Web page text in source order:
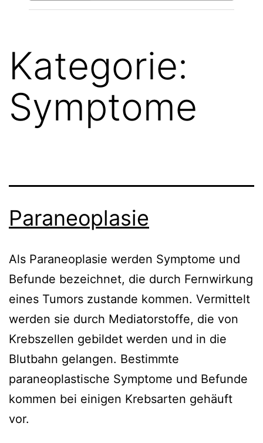
Kategorie:
Symptome
Paraneoplasie
Als Paraneoplasie werden Symptome und
Befunde bezeichnet, die durch Fernwirkung
eines Tumors zustande kommen. Vermittelt
werden sie durch Mediatorstoffe, die von
Krebszellen gebildet werden und in die
Blutbahn gelangen. Bestimmte
paraneoplastische Symptome und Befunde
kommen bei einigen Krebsarten gehäuft
vor.